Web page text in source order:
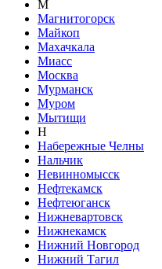
М
Магнитогорск
Майкоп
Махачкала
Миасс
Москва
Мурманск
Муром
Мытищи
Н
Набережные Челны
Нальчик
Невинномысск
Нефтекамск
Нефтеюганск
Нижневартовск
Нижнекамск
Нижний Новгород
Нижний Тагил